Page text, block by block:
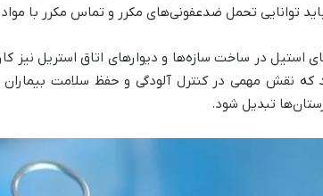
توانایی تحمل ضدعفونی‌های مکرر و تماس مکرر با
استیل در ساخت سازه‌ها و دیوارهای اتاق استریل نیز
که نقش مهمی در کنترل آلودگی و حفظ سلامت
تبدیل شود.